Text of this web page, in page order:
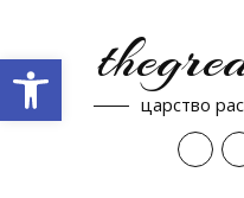
царство
Open toolbar